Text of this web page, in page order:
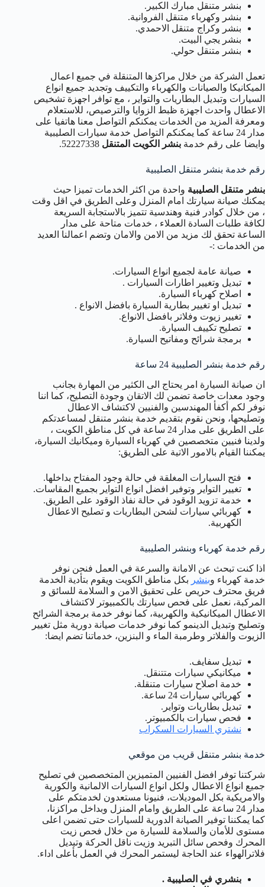
بنشر متنقل مبارك الكبير.
بنشر وكهرباء متنقل الفروانية.
بنشر وكراج متنقل الاحمدي.
بنشر يجي البيت.
بنشر متنقل حولي.
تعمل الشركة من خلال مراكزها المتنقلة في جميع اعمال
الميكانيكا والصيانات والكهرباء والتكييف وتجديد جميع انواع
السيارات وتبديل البطاريات والتواير ، مع توافر اجهزة تشخيص
الاعطال واحدث اجهزة ظبط الزوايا والترصيص، للاستعلام
ومعرفة المزيد من الخدمات يمكنكم التواصل معنا هاتفيا على
مدار 24 ساعة كما يمكنكم التواصل خدمة سيارات الصليبية
وايضا على رقم خدمة بنشر الكويت المتنقل
رقم خدمة بنشر متنقل الصليبية
بنشر متنقل الصليبية واحدة من اكثر الخدمات تميزا حيث
يمكنك صيانة سيارتك امام المنزل وعلى الطريق في اقل وقت
، من خلال كوادر فنية وهندسية تتميز بالاستجابة السريعة
لكافة طلبات السادة العملاء ، خدمات متاحة على مدار
الساعة تحقق لك مزيد من الامن والامان وتضم اعمالنا العديد
من الخدمات :-
صيانة عامة لجميع انواع السيارات.
تبديل وتغيير اطارات السيارات .
اصلاح كهرباء السيارة.
تبديل او تغيير بطارية السيارة بافضل الانواع .
تغيير زيوت وفلاتر بافضل الانواع.
تصليح تكييف السيارة.
برمجة شرائح ومفاتيح السيارة.
رقم خدمة بنشر الصليبية 24 ساعة
ان صيانة السيارة امر يحتاج الى الكثير من المهارة بجانب
وجود معدات خاصة تضمن لك الاتقان وجودة التصليح، كما اننا
نوفر لكم أكفأ المهندسين والفنيين لاكتشاف الاعطال
وتصليحها، ونحن نقوم بتقديم خدمة بنشر متنقل لمساعدتكم
على الطريق على مدار 24 ساعة في كل مناطق الكويت ،
ولدينا فنيين متخصصين في كهرباء السيارة وميكانيك السيارة،
يمكننا القيام بالامور الاتية على الطريق:
فتح السيارات المغلقة في حالة وجود المفتاح بداخلها.
تغيير التواير وتوفير افضل انواع التواير بجميع المقاسات.
خدمة تزويد الوقود في حالة نفاذ الوقود على الطريق.
كهربائي سيارات لشحن البطاريات و تصليح الاعطال
الكهربية.
رقم خدمة كهرباء وبنشر الصليبية
اذا كنت تبحث عن الامانة والسرعة في العمل فنحن نوفر
خدمة كهرباء وبنشر بكل مناطق الكويت ويقوم بتأدية الخدمة
فريق محترف حريص على تحقيق الامن و السلامة للسائق و
المركبة، نعمل على فحص سيارتك بالكمبيوتر لاكتشاف
الاعطال الميكانيكية والكهربية، كما نوفر خدمة برمجة الشرائح
وتصليح وتبديل الدينمو كما نوفر خدمات صيانة دورية مثل تغيير
الزيوت والفلاتر وطرمبة الماء و البنزين، خدماتنا تضم ايضا:
تبديل سفايف.
ميكانيكي سيارات متتنقل.
خدمة اصلاح سيارات متنقلة.
كهربائي سيارات 24 ساعة.
تبديل بطاريات وتواير.
فحص سيارات بالكمبيوتر.
نشتري السيارات السكراب
خدمة بنشر متنقل قريب من موقعي
شركتنا توفر افضل الفنيين المتميزين المتخصصين في تصليح
جميع انواع الاعطال ولكل انواع السيارات الالمانية والكورية
والامريكية بكل الموديلات، فنيونا مستعدون لخدمتكم على
مدار 24 ساعة على الطريق وامام المنزل وبداخل مراكزنا،
كما يمكننا توفير الصيانة الدورية للسيارات حتى تضمن اعلى
مستوى للأمان والسلامة للسيارة من خلال فحص زيت
المحرك وفحص سائل التبريد وزيت ناقل الحركة وتبديل
فلاترالهواء عند الحاجة ليستمر المحرك في العمل بأعلى اداء.
بنشري في الصليبية .